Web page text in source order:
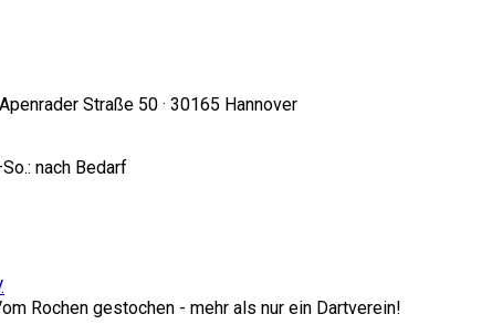
Straße 50 · 30165 Hannover
nach Bedarf
Rochen gestochen - mehr als nur ein Dartverein!